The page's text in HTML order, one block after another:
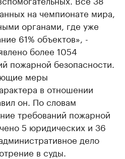
на чемпионате мира,
органами, где уже
61% объектов», -
более 1054
пожарной безопасности.
меры
в отношении
он. По словам
требований пожарной
5 юридических и 36
дело
в суды.